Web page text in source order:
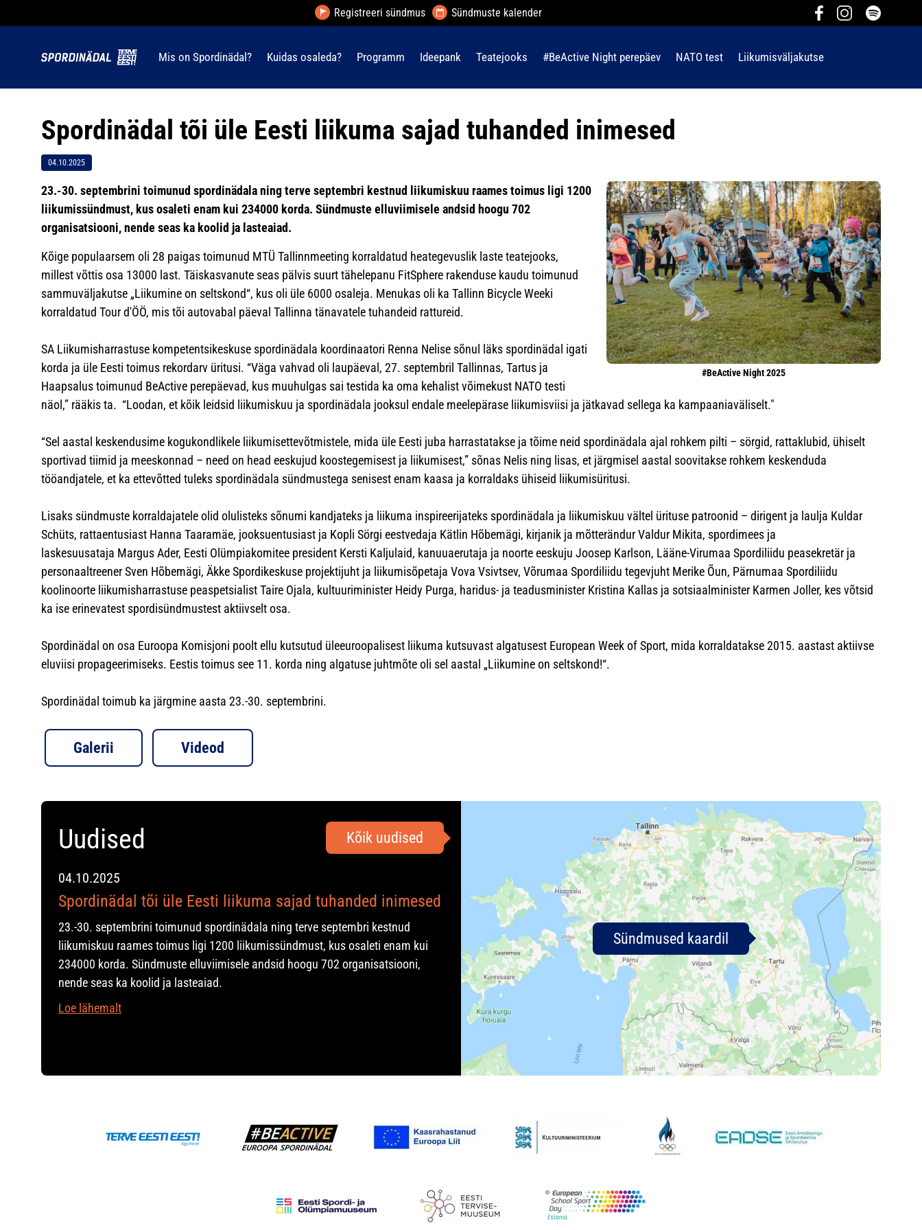
Registreeri sündmus Sündmuste kalender
Mis on Spordinädal? Kuidas osaleda? Programm Ideepank Teatejooks #BeActive Night perepäev NATO test Liikumisväljakutse
Spordinädal tõi üle Eesti liikuma sajad tuhanded inimesed
04.10.2025
#BeActive Night 2025
23.-30. septembrini toimunud spordinädala ning terve septembri kestnud liikumiskuu raames toimus ligi 1200
liikumissündmust, kus osaleti enam kui 234000 korda. Sündmuste elluviimisele andsid hoogu 702
organisatsiooni, nende seas ka koolid ja lasteaiad.
Kõige populaarsem oli 28 paigas toimunud MTÜ Tallinnmeeting korraldatud heategevuslik laste teatejooks,
millest võttis osa 13000 last. Täiskasvanute seas pälvis suurt tähelepanu FitSphere rakenduse kaudu toimunud
sammuväljakutse „Liikumine on seltskond“, kus oli üle 6000 osaleja. Menukas oli ka Tallinn Bicycle Weeki
korraldatud Tour d'ÖÖ, mis tõi autovabal päeval Tallinna tänavatele tuhandeid rattureid.
SA Liikumisharrastuse kompetentsikeskuse spordinädala koordinaatori Renna Nelise sõnul läks spordinädal igati
korda ja üle Eesti toimus rekordarv üritusi. “Väga vahvad oli laupäeval, 27. septembril Tallinnas, Tartus ja
Haapsalus toimunud BeActive perepäevad, kus muuhulgas sai testida ka oma kehalist võimekust NATO testi
näol,” rääkis ta. “Loodan, et kõik leidsid liikumiskuu ja spordinädala jooksul endale meelepärase liikumisviisi ja jätkavad sellega ka kampaaniaväliselt."
“Sel aastal keskendusime kogukondlikele liikumisettevõtmistele, mida üle Eesti juba harrastatakse ja tõime neid spordinädala ajal rohkem pilti – sörgid, rattaklubid, ühiselt
sportivad tiimid ja meeskonnad – need on head eeskujud koostegemisest ja liikumisest,” sõnas Nelis ning lisas, et järgmisel aastal soovitakse rohkem keskenduda
tööandjatele, et ka ettevõtted tuleks spordinädala sündmustega senisest enam kaasa ja korraldaks ühiseid liikumisüritusi.
Lisaks sündmuste korraldajatele olid olulisteks sõnumi kandjateks ja liikuma inspireerijateks spordinädala ja liikumiskuu vältel ürituse patroonid – dirigent ja laulja Kuldar
Schüts, rattaentusiast Hanna Taaramäe, jooksuentusiast ja Kopli Sörgi eestvedaja Kätlin Hõbemägi, kirjanik ja mõtterändur Valdur Mikita, spordimees ja
laskesuusataja Margus Ader, Eesti Olümpiakomitee president Kersti Kaljulaid, kanuuaerutaja ja noorte eeskuju Joosep Karlson, Lääne-Virumaa Spordiliidu peasekretär ja
personaaltreener Sven Hõbemägi, Äkke Spordikeskuse projektijuht ja liikumisõpetaja Vova Vsivtsev, Võrumaa Spordiliidu tegevjuht Merike Õun, Pärnumaa Spordiliidu
koolinoorte liikumisharrastuse peaspetsialist Taire Ojala, kultuuriminister Heidy Purga, haridus- ja teadusminister Kristina Kallas ja sotsiaalminister Karmen Joller, kes võtsid
ka ise erinevatest spordisündmustest aktiivselt osa.
Spordinädal on osa Euroopa Komisjoni poolt ellu kutsutud üleeuroopalisest liikuma kutsuvast algatusest European Week of Sport, mida korraldatakse 2015. aastast aktiivse
eluviisi propageerimiseks. Eestis toimus see 11. korda ning algatuse juhtmõte oli sel aastal „Liikumine on seltskond!“.
Spordinädal toimub ka järgmine aasta 23.-30. septembrini.
Galerii Videod
Uudised Kõik uudised
04.10.2025
Spordinädal tõi üle Eesti liikuma sajad tuhanded inimesed
23.-30. septembrini toimunud spordinädala ning terve septembri kestnud
liikumiskuu raames toimus ligi 1200 liikumissündmust, kus osaleti enam kui
234000 korda. Sündmuste elluviimisele andsid hoogu 702 organisatsiooni,
nende seas ka koolid ja lasteaiad.
Loe lähemalt
Sündmused kaardil